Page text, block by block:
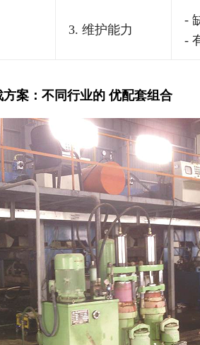
3. 维护能力
-
-
方案：不同行业的 优配套组合